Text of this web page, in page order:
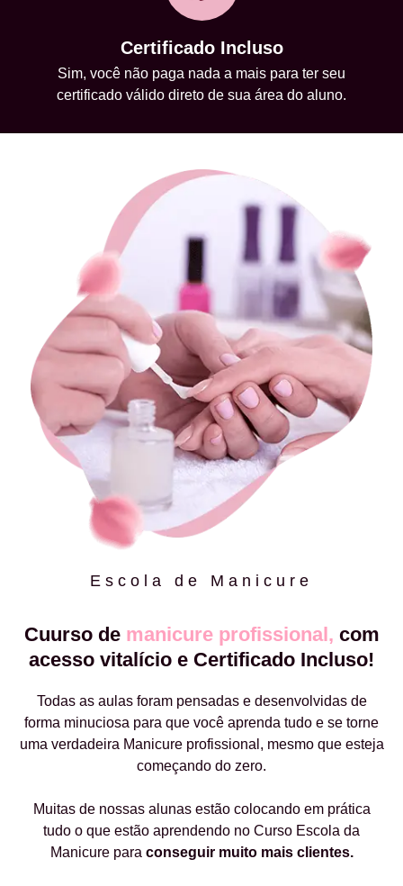
Certificado Incluso
Sim, você não paga nada a mais para ter seu
certificado válido direto de sua área do aluno.
Escola de Manicure
Cuurso de manicure profissional, com
acesso vitalício e Certificado Incluso!
Todas as aulas foram pensadas e desenvolvidas de
forma minuciosa para que você aprenda tudo e se torne
uma verdadeira Manicure profissional, mesmo que esteja
começando do zero.
Muitas de nossas alunas estão colocando em prática
tudo o que estão aprendendo no Curso Escola da
Manicure para conseguir muito mais clientes.